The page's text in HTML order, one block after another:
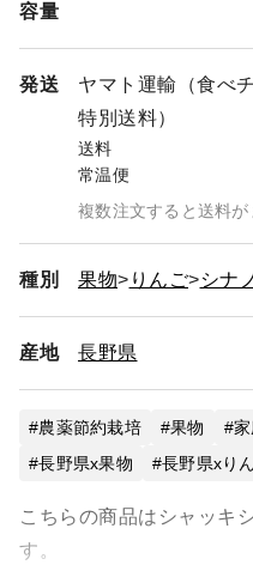
容量
発送
ヤマト運輸（食べ
特別送料）
送料
常温便
複数注文すると送料が
種別 果物 りんご シナ
産地 長野県
農薬節約栽培 果物 家
長野県x果物
長野県xり
こちらの商品はシャッキ
す。